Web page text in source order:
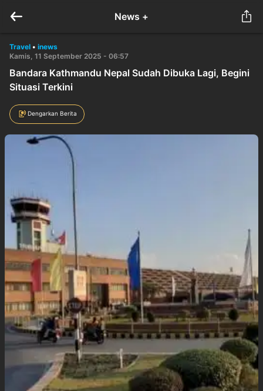
News +
Travel • inews
Kamis, 11 September 2025 - 06:57
Bandara Kathmandu Nepal Sudah Dibuka Lagi, Begini
Situasi Terkini
Dengarkan Berita